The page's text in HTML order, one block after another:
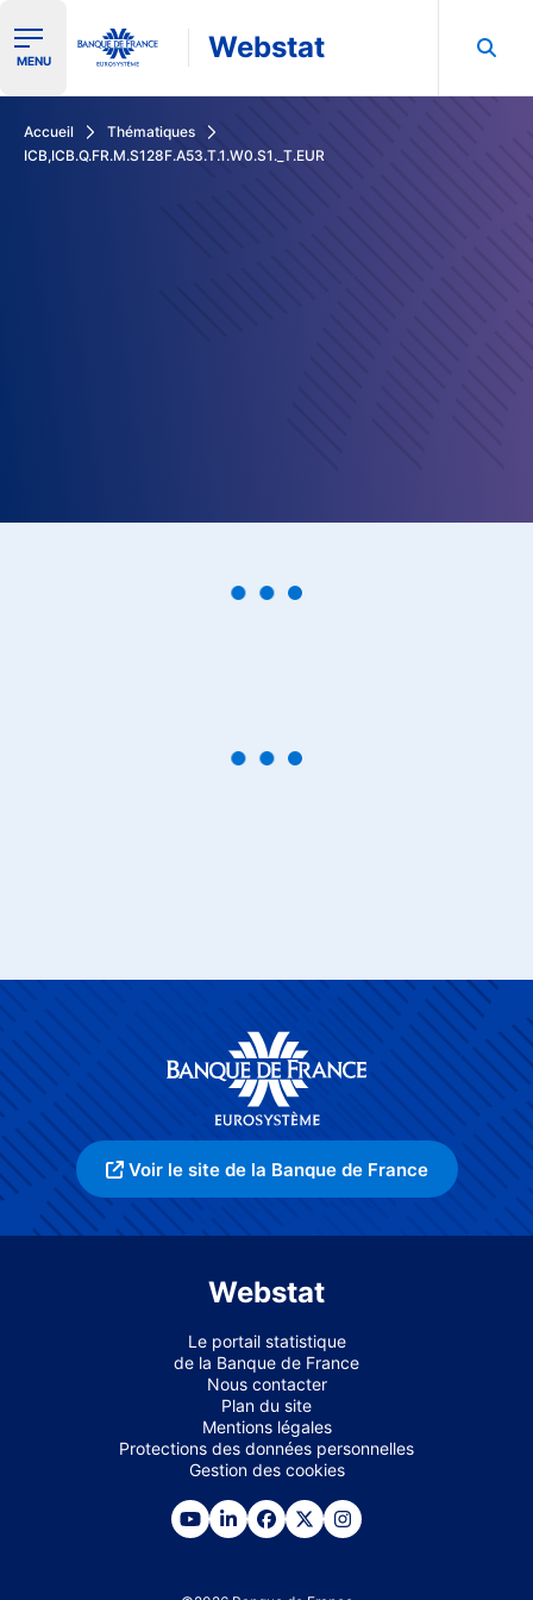
Ouvrir le menu de navigation
MENU Webstat
Accueil
Thématiques
ICB,ICB.Q.FR.M.S128F.A53.T.1.W0.S1._T.EUR
Voir le site de la Banque de France
Webstat
Le portail statistique
de la Banque de France
Nous contacter
Plan du site
Mentions légales
Protections des données personnelles
Gestion des cookies